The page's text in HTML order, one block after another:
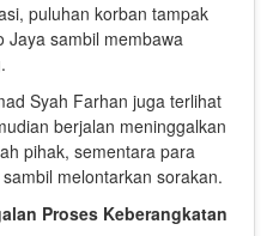
puluhan korban tampak
Jaya sambil membawa
Syah Farhan juga terlihat
berjalan meninggalkan
pihak, sementara para
melontarkan sorakan.
Proses Keberangkatan